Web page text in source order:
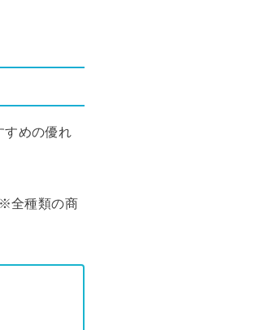
すめの優れ
全種類の商